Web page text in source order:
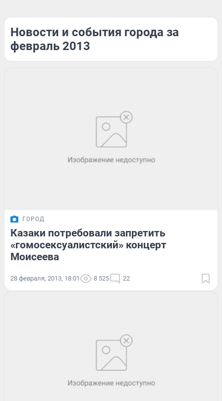
Новости и события города за
февраль 2013
ГОРОД
Казаки потребовали запретить
«гомосексуалистский» концерт
Моисеева
28 февраля, 2013, 18:01 8 525 22